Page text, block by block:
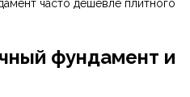
часто дешевле плитного
фундамент и